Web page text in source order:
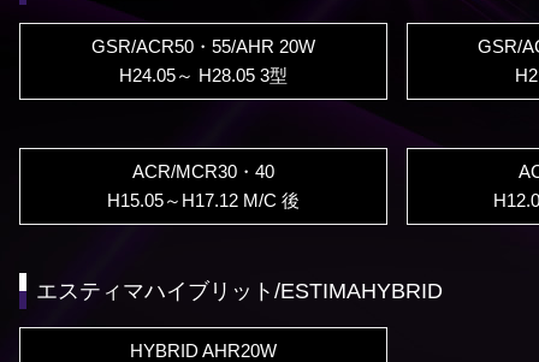
GSR/ACR50・55/AHR 20W
H24.05～ H28.05 3型
GSR/
ACR/MCR30・40
H15.05～H17.12 M/C 後
エスティマハイブリット/ESTIMAHYBRID
HYBRID AHR20W